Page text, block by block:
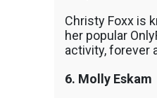
Christy Foxx is
her popular
activity, forever
6. Molly Eskam